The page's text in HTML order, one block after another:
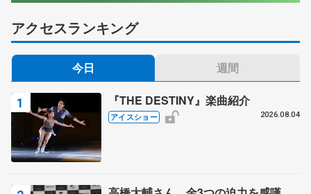
アクセスランキング
今日 週間
『THE DESTINY』楽曲紹介
アイスショー 2026.08.04